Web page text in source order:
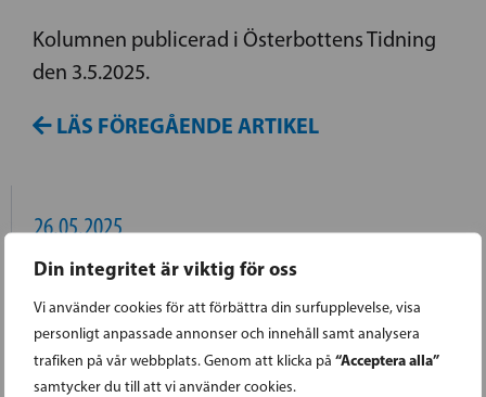
Din integritet är viktig för oss
Vi använder cookies för att förbättra din surfupplevelse, visa
personligt anpassade annonser och innehåll samt analysera
trafiken på vår webbplats. Genom att klicka på “Acceptera alla”
samtycker du till att vi använder cookies.
Kolumnen publicerad i Österbottens Tidning
den 3.5.2025.
LÄS FÖREGÅENDE ARTIKEL
26.05.2025
ETT BARNVÄNLIGT SOMMARLOV
Den efterlängtade sommaren är äntligen här.
Under det kommande veckoslutet sjungs